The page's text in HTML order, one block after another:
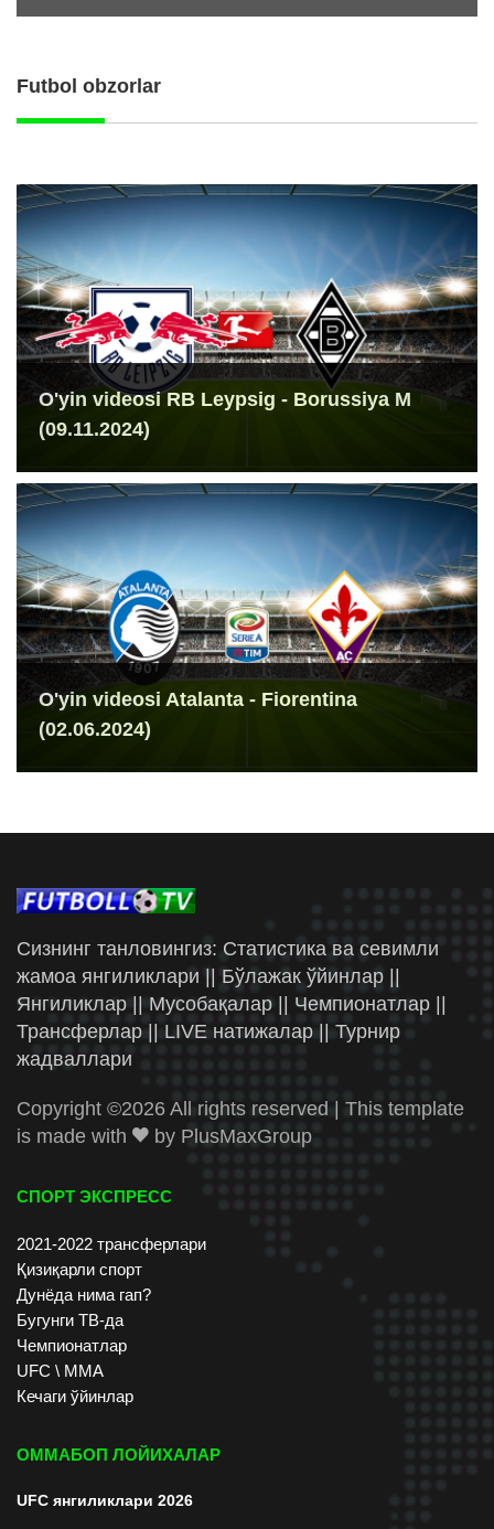
Futbol obzorlar
O'yin videosi RB Leypsig - Borussiya M
(09.11.2024)
O'yin videosi Atalanta - Fiorentina
(02.06.2024)
Сизнинг танловингиз: Статистика ва севимли
жамоа янгиликлари || Бўлажак ўйинлар ||
Янгиликлар || Мусобақалар || Чемпионатлар ||
Трансферлар || LIVE натижалар || Турнир
жадваллари
Copyright ©2026 All rights reserved | This template
is made with
by PlusMaxGroup
СПОРТ ЭКСПРЕСС
2021-2022 трансферлари
Қизиқарли спорт
Дунёда нима гап?
Бугунги ТВ-да
Чемпионатлар
UFC \ ММА
Кечаги ўйинлар
ОММАБОП ЛОЙИХАЛАР
UFC янгиликлари 2026